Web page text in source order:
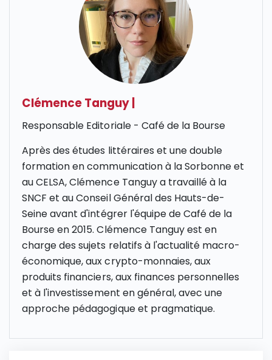
Clémence Tanguy
Responsable Editoriale - Café de la Bourse
Après des études littéraires et une double
formation en communication à la Sorbonne et
au CELSA, Clémence Tanguy a travaillé à la
SNCF et au Conseil Général des Hauts-de-
Seine avant d'intégrer l'équipe de Café de la
Bourse en 2015. Clémence Tanguy est en
charge des sujets relatifs à l'actualité macro-
économique, aux crypto-monnaies, aux
produits financiers, aux finances personnelles
et à l'investissement en général, avec une
approche pédagogique et pragmatique.